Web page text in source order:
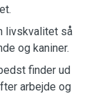
livskvalitet så
og kaniner.
finder ud
arbejde og